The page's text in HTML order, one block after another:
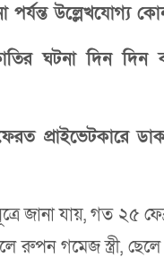
উল্লেখযোগ্য
ঘটনা দিন দিন
প্রাইভেটকারে
জানা যায়, গত ২৫
রুপন গমেজ স্ত্রী,